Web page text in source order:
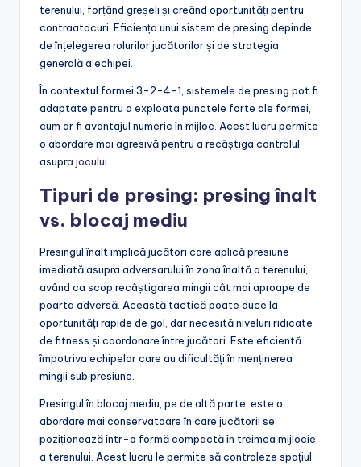
terenului, forțând greșeli și creând oportunități pentru
contraatacuri. Eficiența unui sistem de presing depinde
de înțelegerea rolurilor jucătorilor și de strategia
generală a echipei.
În contextul formei 3-2-4-1, sistemele de presing pot fi
adaptate pentru a exploata punctele forte ale formei,
cum ar fi avantajul numeric în mijloc. Acest lucru permite
o abordare mai agresivă pentru a recâștiga controlul
asupra jocului.
Tipuri de presing: presing înalt
vs. blocaj mediu
Presingul înalt implică jucători care aplică presiune
imediată asupra adversarului în zona înaltă a terenului,
având ca scop recâștigarea mingii cât mai aproape de
poarta adversă. Această tactică poate duce la
oportunități rapide de gol, dar necesită niveluri ridicate
de fitness și coordonare între jucători. Este eficientă
împotriva echipelor care au dificultăți în menținerea
mingii sub presiune.
Presingul în blocaj mediu, pe de altă parte, este o
abordare mai conservatoare în care jucătorii se
poziționează într-o formă compactă în treimea mijlocie
a terenului. Acest lucru le permite să controleze spațiul